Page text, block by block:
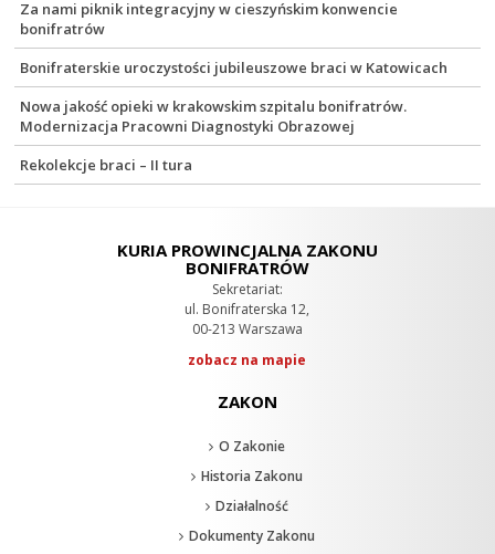
Za nami piknik integracyjny w cieszyńskim konwencie
bonifratrów
Bonifraterskie uroczystości jubileuszowe braci w Katowicach
Nowa jakość opieki w krakowskim szpitalu bonifratrów.
Modernizacja Pracowni Diagnostyki Obrazowej
Rekolekcje braci – II tura
KURIA PROWINCJALNA ZAKONU
BONIFRATRÓW
Sekretariat:
ul. Bonifraterska 12,
00-213 Warszawa
zobacz na mapie
ZAKON
O Zakonie
Historia Zakonu
Działalność
Dokumenty Zakonu